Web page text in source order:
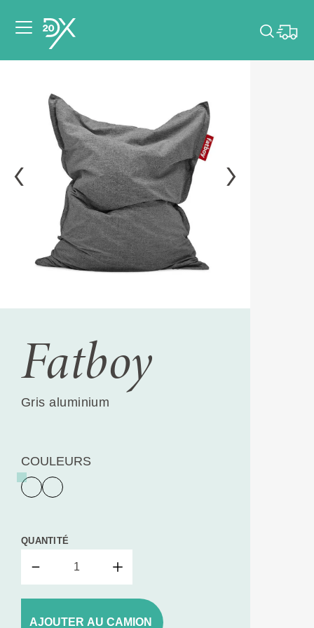
événement.
Choisir mes dates
Fatboy
Gris aluminium
COULEURS
QUANTITÉ
AJOUTER AU CAMION